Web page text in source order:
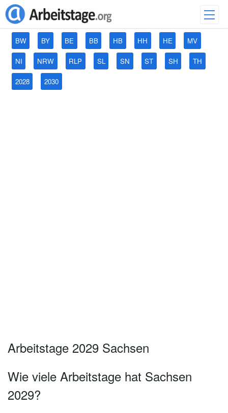
BW BY BE BB HB HH HE MV
NI NRW RLP SL SN ST SH TH
2028 2030
Arbeitstage 2029 Sachsen
Wie viele Arbeitstage hat Sachsen
2029?